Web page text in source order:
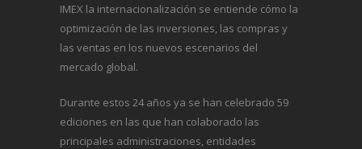
IMEX la internacionalización se entiende cómo la
optimización de las inversiones, las compras y
las ventas en los nuevos escenarios del
mercado global.
Durante estos 24 años ya se han celebrado 59
ediciones en las que han colaborado las
principales administraciones, entidades